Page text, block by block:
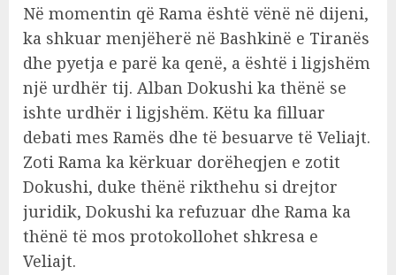
Në momentin që Rama është vënë në dijeni,
ka shkuar menjëherë në Bashkinë e Tiranës
dhe pyetja e parë ka qenë, a është i ligjshëm
një urdhër tij. Alban Dokushi ka thënë se
ishte urdhër i ligjshëm. Këtu ka filluar
debati mes Ramës dhe të besuarve të Veliajt.
Zoti Rama ka kërkuar dorëheqjen e zotit
Dokushi, duke thënë rikthehu si drejtor
juridik, Dokushi ka refuzuar dhe Rama ka
thënë të mos protokollohet shkresa e
Veliajt.